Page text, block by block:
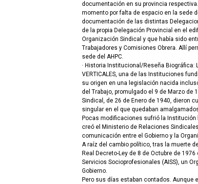
documentación en su provincia
momento por falta de espacio en la sede
documentación de las distintas
de la propia Delegación Provincial en el
Organización Sindical y que había sido
Trabajadores y Comisiones Obrera. Allí
sede del AHPC.
· Historia Institucional/Reseña Biográfica:
VERTICALES, una de las Instituciones
su origen en una legislación nacida
del Trabajo, promulgado el 9 de Marzo de
Sindical, de 26 de Enero de 1940, dieron
singular en el que quedaban
Pocas modificaciones sufrió la Institución
creó el Ministerio de Relaciones
comunicación entre el Gobierno y la
A raíz del cambio político, tras la muerte
Real Decreto-Ley de 8 de Octubre de
Servicios Socioprofesionales (AISS), un
Gobierno.
Pero sus días estaban contados. Aunque